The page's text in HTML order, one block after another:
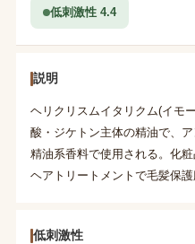
低刺激性 4.4
説明
ヘリクリスムイタリクム(イモ
酸・ジケトン主体の精油で、
精油系香料で使用される。化
ヘアトリートメントで毛髪保護
低刺激性